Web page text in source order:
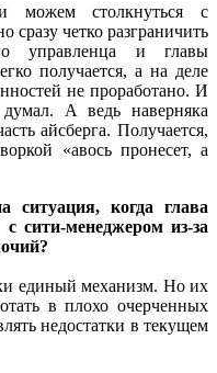
столкнуться с
четко разграничить
управленца и главы
получается, а на деле
не проработано. И
А ведь наверняка
айсберга. Получается,
«авось пронесет, а
когда глава
сити-менеджером из-за
единый механизм. Но их
в плохо очерченных
недостатки в текущем